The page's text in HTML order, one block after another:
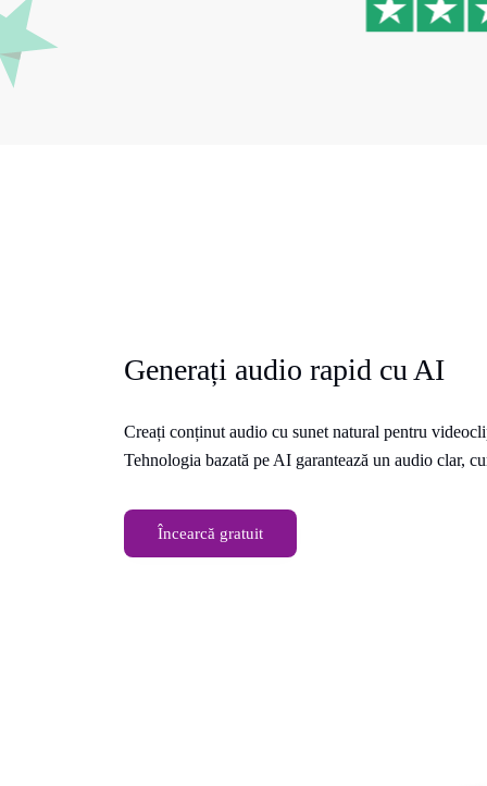
Generați audio rapid cu AI
Creați conținut audio cu sunet natural pentru
Tehnologia bazată pe AI garantează un audio clar,
Încearcă gratuit